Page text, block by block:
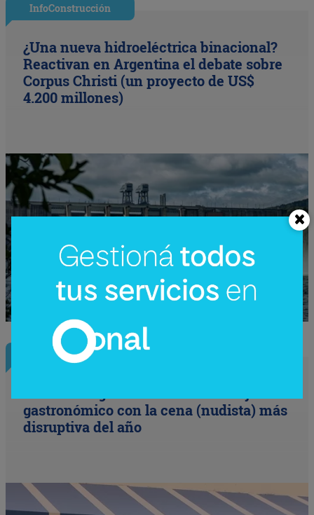
InfoConstrucción
¿Una nueva hidroeléctrica binacional?
Reactivan en Argentina el debate sobre
Corpus Christi (un proyecto de US$
4.200 millones)
InfoNegocios Miami
gastronómico con la cena (nudista) más
disruptiva del año